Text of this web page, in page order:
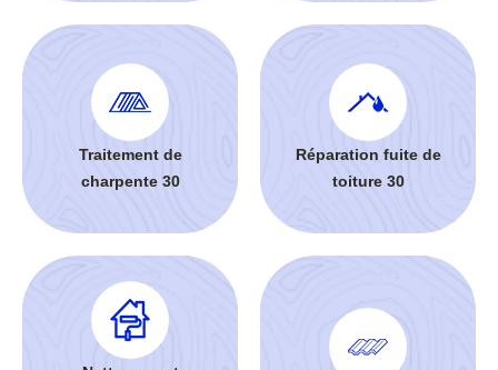
Traitement de
charpente 30
Réparation fuite de
toiture 30